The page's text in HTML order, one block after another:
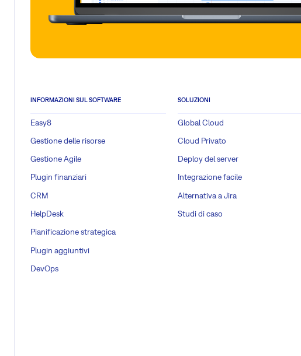
INFORMAZIONI SUL SOFTWARE
Easy8
Gestione delle risorse
Gestione Agile
Plugin finanziari
CRM
HelpDesk
Pianificazione strategica
Plugin aggiuntivi
DevOps
SOLUZIONI
Global Cloud
Cloud Privato
Deploy del server
Integrazione facile
Alternativa a Jira
Studi di caso